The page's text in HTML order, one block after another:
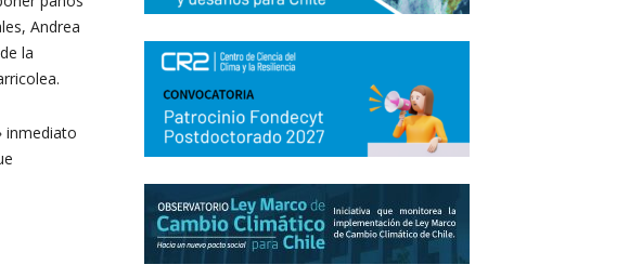
Andrea
la
inmediato